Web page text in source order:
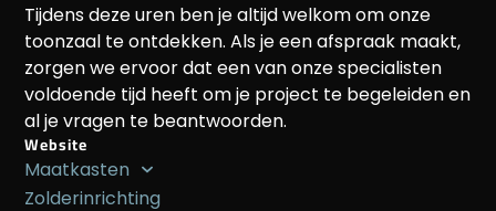
Tijdens deze uren ben je altijd welkom om onze
toonzaal te ontdekken. Als je een afspraak maakt,
zorgen we ervoor dat een van onze specialisten
voldoende tijd heeft om je project te begeleiden en
al je vragen te beantwoorden.
Website
Maatkasten
Zolderinrichting